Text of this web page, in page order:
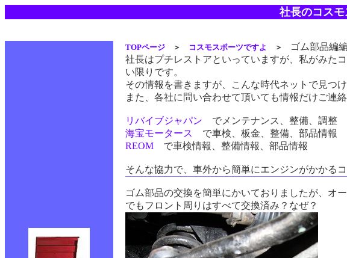
社長のコス
TOPページ ＞ コスモスポーツですよ ＞
ゴム部品編
社長はプチレストアといっていますが、私がみた
い限りです。
その情報を書きますが、こんな時代ネットで見つ
また、各社に問い合わせて頂いても情報だけご連
リバイブジャパン でメンテナンス、整備、調整
海宝モータース
で車検、板金、整備、部品情報
REOM で車検情報、整備情報、部品情報
そんな協力で、車外から簡単にエンジンがかかる
ゴム部品の交換を簡単にかいておりましたが、オ
でもフロント周りはすべて交換済み？なぜ？